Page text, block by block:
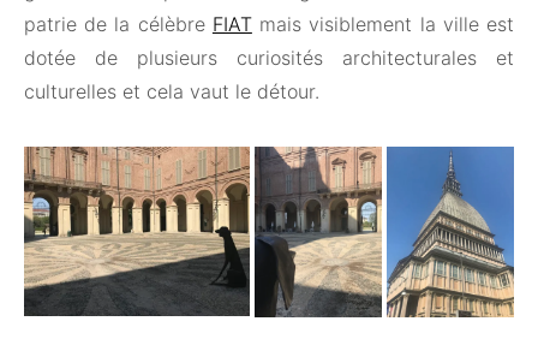
patrie de la célèbre FIATmais visiblement la ville est
dotée de plusieurs curiosités architecturales et
culturelles et cela vaut le détour.